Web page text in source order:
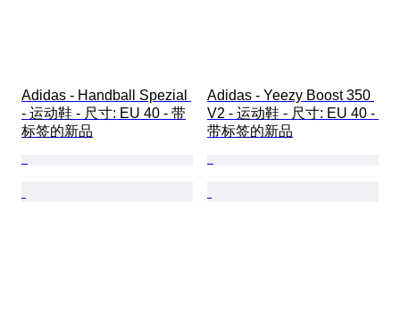
Adidas - Handball Spezial
- 运动鞋 - 尺寸: EU 40 - 带
标签的新品
Adidas - Yeezy Boost 350
V2 - 运动鞋 - 尺寸: EU 40 -
带标签的新品